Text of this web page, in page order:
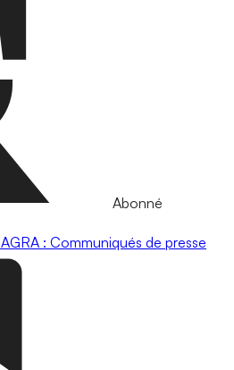
Abonné
AGRA : Communiqués de presse